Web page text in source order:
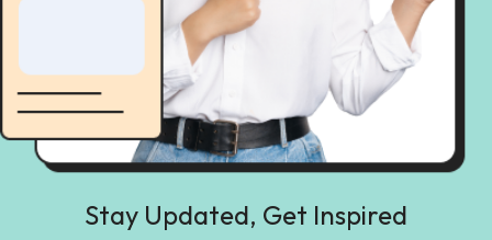
Stay Updated, Get Inspired